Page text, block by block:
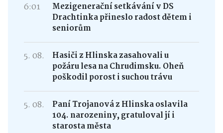
6:01
Mezigenerační setkávání v DS
Drachtinka přineslo radost dětem i
seniorům
5. 08.
Hasiči z Hlinska zasahovali u
požáru lesa na Chrudimsku. Oheň
poškodil porost i suchou trávu
5. 08.
Paní Trojanová z Hlinska oslavila
104. narozeniny, gratuloval jí i
starosta města